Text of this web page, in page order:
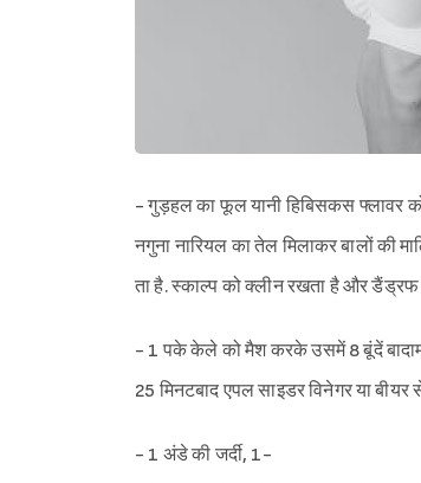
- गुड़हल का फूल यानी हिबिसकस फ्लावर
नगुना नारियल का तेल मिलाकर बालों की
ता है. स्काल्प को क्लीन रखता है और डैंड्रफ
- 1 पके केले को मैश करके उसमें 8 बूंदें
25 मिनटबाद एपल साइडर विनेगर या बीयर
- 1 अंडे की जर्दी, 1-